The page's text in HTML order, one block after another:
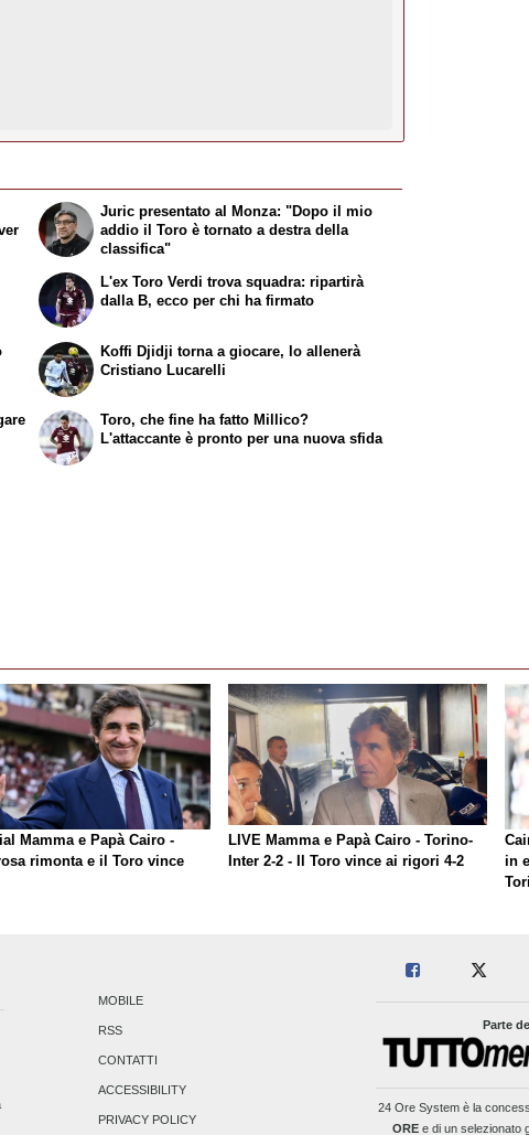
Juric presentato al Monza: "Dopo il mio
addio il Toro è tornato a destra della
classifica"
L'ex Toro Verdi trova squadra: ripartirà
dalla B, ecco per chi ha firmato
Koffi Djidji torna a giocare, lo allenerà
Cristiano Lucarelli
Toro, che fine ha fatto Millico?
L'attaccante è pronto per una nuova sfida
Mamma e Papà Cairo -
rimonta e il Toro vince
LIVE Mamma e Papà Cairo - Torino-
Inter 2-2 - Il Toro vince ai rigori 4-2
in
MOBILE
RSS
CONTATTI
ACCESSIBILITY
PRIVACY POLICY
Parte
24 Ore Systemè la
OREe di un selezionato